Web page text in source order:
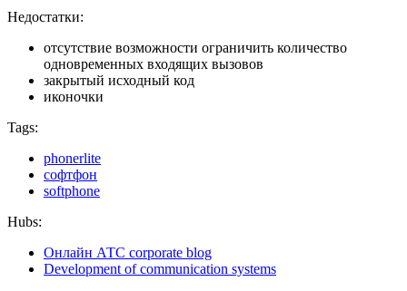
Недостатки:
отсутствие возможности ограничить количество
одновременных входящих вызовов
закрытый исходный код
иконочки
Tags:
phonerlite
софтфон
softphone
Hubs:
Онлайн АТС corporate blog
Development of communication systems